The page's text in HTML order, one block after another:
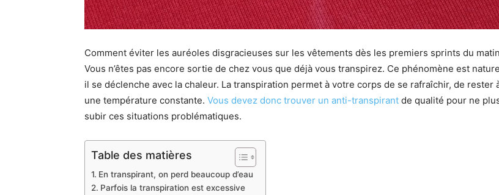
Comment éviter les auréoles disgracieuses sur les vêtements dès les premiers sprints du
Vous n’êtes pas encore sortie de chez vous que déjà vous transpirez. Ce phénomène est
il se déclenche avec la chaleur. La transpiration permet à votre corps de se rafraîchir, de rester
une température constante. Vous devez donc trouver un anti-transpirant de qualité pour ne
subir ces situations problématiques.
Table des matières
En transpirant, on perd beaucoup d’eau
Parfois la transpiration est excessive